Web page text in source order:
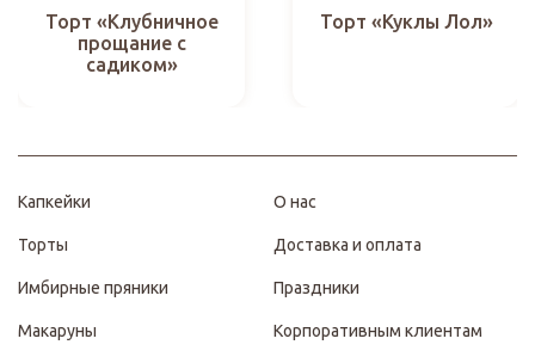
Торт «Клубничное
прощание с
садиком»
Торт «Куклы Лол»
Капкейки
Торты
Имбирные пряники
Макаруны
О нас
Доставка и оплата
Праздники
Корпоративным клиентам